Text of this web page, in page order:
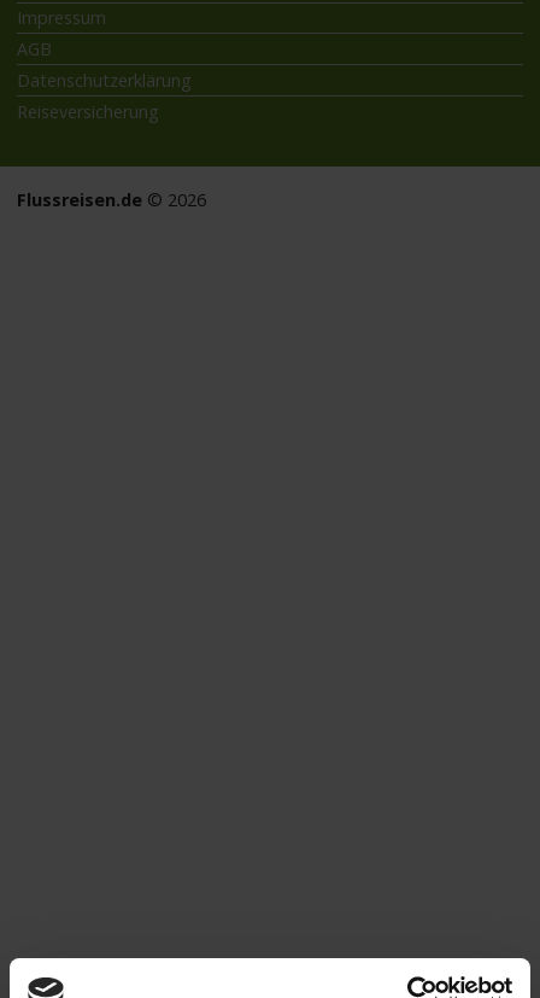
Impressum
AGB
Datenschutzerklärung
Reiseversicherung
Flussreisen.de © 2026